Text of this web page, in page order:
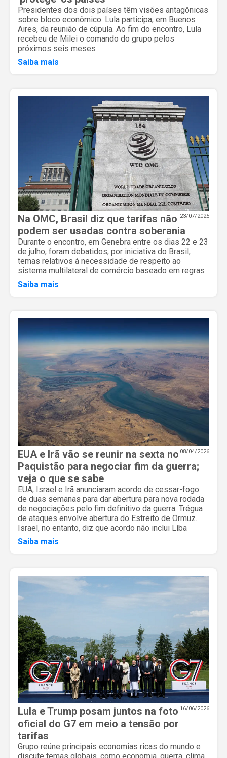
Presidentes dos dois países têm visões antagônicas
sobre bloco econômico. Lula participa, em Buenos
Aires, da reunião de cúpula. Ao fim do encontro, Lula
recebeu de Milei o comando do grupo pelos
próximos seis meses
Saiba mais
23/07/2025
Na OMC, Brasil diz que tarifas não
podem ser usadas contra soberania
Durante o encontro, em Genebra entre os dias 22 e 23
de julho, foram debatidos, por iniciativa do Brasil,
temas relativos à necessidade de respeito ao
sistema multilateral de comércio baseado em regras
Saiba mais
08/04/2026
EUA e Irã vão se reunir na sexta no
Paquistão para negociar fim da guerra;
veja o que se sabe
EUA, Israel e Irã anunciaram acordo de cessar-fogo
de duas semanas para dar abertura para nova rodada
de negociações pelo fim definitivo da guerra. Trégua
de ataques envolve abertura do Estreito de Ormuz.
Israel, no entanto, diz que acordo não inclui Líba
Saiba mais
16/06/2026
Lula e Trump posam juntos na foto
oficial do G7 em meio a tensão por
tarifas
Grupo reúne principais economias ricas do mundo e